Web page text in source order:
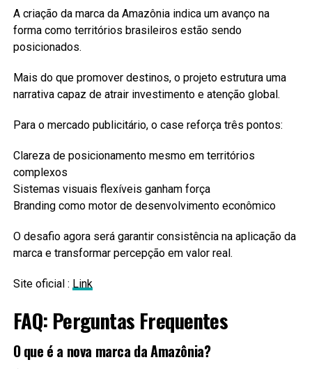
A criação da marca da Amazônia indica um avanço na
forma como territórios brasileiros estão sendo
posicionados.
Mais do que promover destinos, o projeto estrutura uma
narrativa capaz de atrair investimento e atenção global.
Para o mercado publicitário, o case reforça três pontos:
Clareza de posicionamento mesmo em territórios
complexos
Sistemas visuais flexíveis ganham força
Branding como motor de desenvolvimento econômico
O desafio agora será garantir consistência na aplicação da
marca e transformar percepção em valor real.
Site oficial : Link
FAQ: Perguntas Frequentes
O que é a nova marca da Amazônia?